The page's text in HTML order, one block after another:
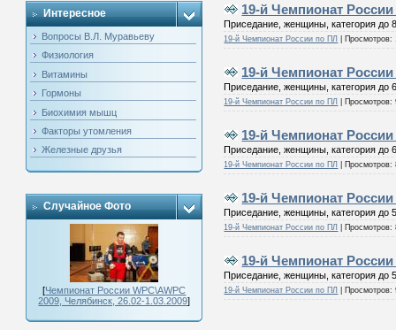
Интересное
Вопросы В.Л. Муравьеву
Физиология
Витамины
Гормоны
Биохимия мышц
Факторы утомления
Железные друзья
Случайное Фото
[Чемпионат России WPC\AWPC
2009, Челябинск, 26.02-1.03.2009]
19-й Чемпионат
Приседание, женщины, категория до
19-й Чемпионат России по ПЛ Просмотров:
19-й Чемпионат
Приседание, женщины, категория до
19-й Чемпионат России по ПЛ Просмотров:
19-й Чемпионат
Приседание, женщины, категория до
19-й Чемпионат России по ПЛ Просмотров:
19-й Чемпионат
Приседание, женщины, категория до
19-й Чемпионат России по ПЛ Просмотров:
19-й Чемпионат
Приседание, женщины, категория до
19-й Чемпионат России по ПЛ Просмотров: